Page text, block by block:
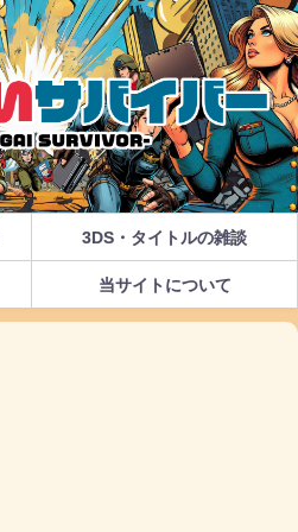
3DS・タイトルの雑談
当サイトについて